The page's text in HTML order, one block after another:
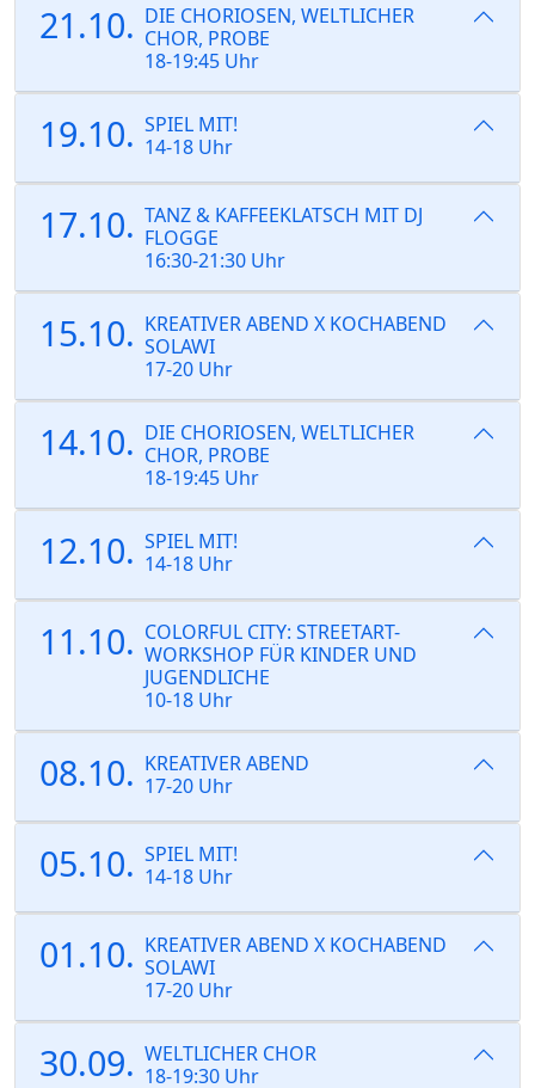
21.10. DIE CHORIOSEN, WELTLICHER
CHOR, PROBE
18-19:45 Uhr
19.10. SPIEL MIT!
14-18 Uhr
17.10. TANZ & KAFFEEKLATSCH MIT DJ
FLOGGE
16:30-21:30 Uhr
15.10. KREATIVER ABEND X KOCHABEND
SOLAWI
17-20 Uhr
14.10. DIE CHORIOSEN, WELTLICHER
CHOR, PROBE
18-19:45 Uhr
12.10. SPIEL MIT!
14-18 Uhr
11.10. COLORFUL CITY: STREETART-
WORKSHOP FÜR KINDER UND
JUGENDLICHE
10-18 Uhr
08.10. KREATIVER ABEND
17-20 Uhr
05.10. SPIEL MIT!
14-18 Uhr
01.10. KREATIVER ABEND X KOCHABEND
SOLAWI
17-20 Uhr
30.09. WELTLICHER CHOR
18-19:30 Uhr